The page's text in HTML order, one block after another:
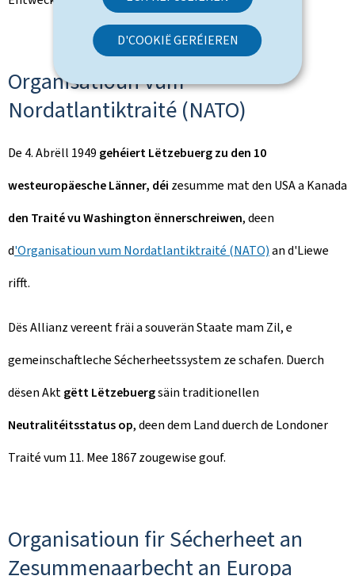
D'COOKIË GERÉIEREN
Organisatioun vum
Nordatlantiktraité (NATO)
De 4. Abrëll 1949 gehéiert Lëtzebuerg zu den 10
westeuropäesche Länner, déi zesumme mat den USA a Kanada
den Traité vu Washington ënnerschreiwen, deen
d'Organisatioun vum Nordatlantiktraité (NATO)an d'Liewe
rifft.
Dës Allianz vereent fräi a souverän Staate mam Zil, e
gemeinschaftleche Sécherheetssystem ze schafen. Duerch
dësen Aktgëtt Lëtzebuergsäin traditionellen
Neutralitéitsstatus op, deen dem Land duerch de Londoner
Traité vum 11. Mee 1867 zougewise gouf.
Organisatioun fir Sécherheet an
Zesummenaarbecht an Europa